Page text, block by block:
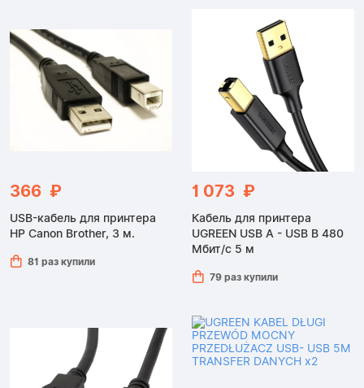
366 ₽
USB-кабель для принтера
HP Canon Brother, 3 м.
81 раз купили
1 073 ₽
Кабель для принтера
UGREEN USB A - USB B 480
Мбит/с 5 м
79 раз купили